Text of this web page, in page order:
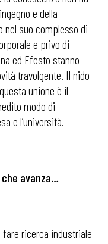
e della
nel suo complesso di
e privo di
ed Efesto stanno
travolgente. Il nido
unione è il
modo di
e l’università.
avanza…
fare ricerca industriale